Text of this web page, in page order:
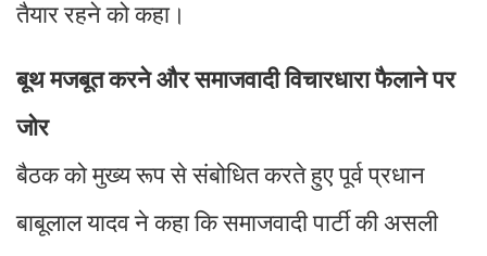
तैयार रहने को कहा।
बूथ मजबूत करने और समाजवादी विचारधारा फैलाने पर
जोर
बैठक को मुख्य रूप से संबोधित करते हुए पूर्व प्रधान
बाबूलाल यादव ने कहा कि समाजवादी पार्टी की असली